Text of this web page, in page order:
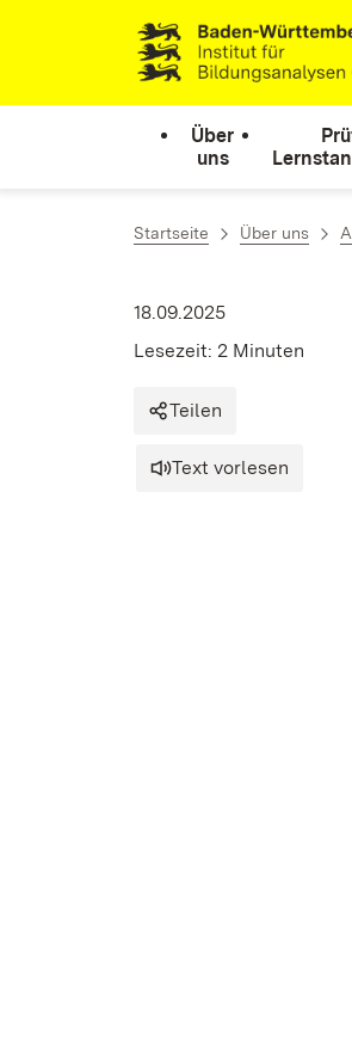
Zum Inhalt springen
Link zur Startseite
Über
uns
Startseite Über uns
18.09.2025
Lesezeit: 2 Minuten
Teilen
Text vorlesen